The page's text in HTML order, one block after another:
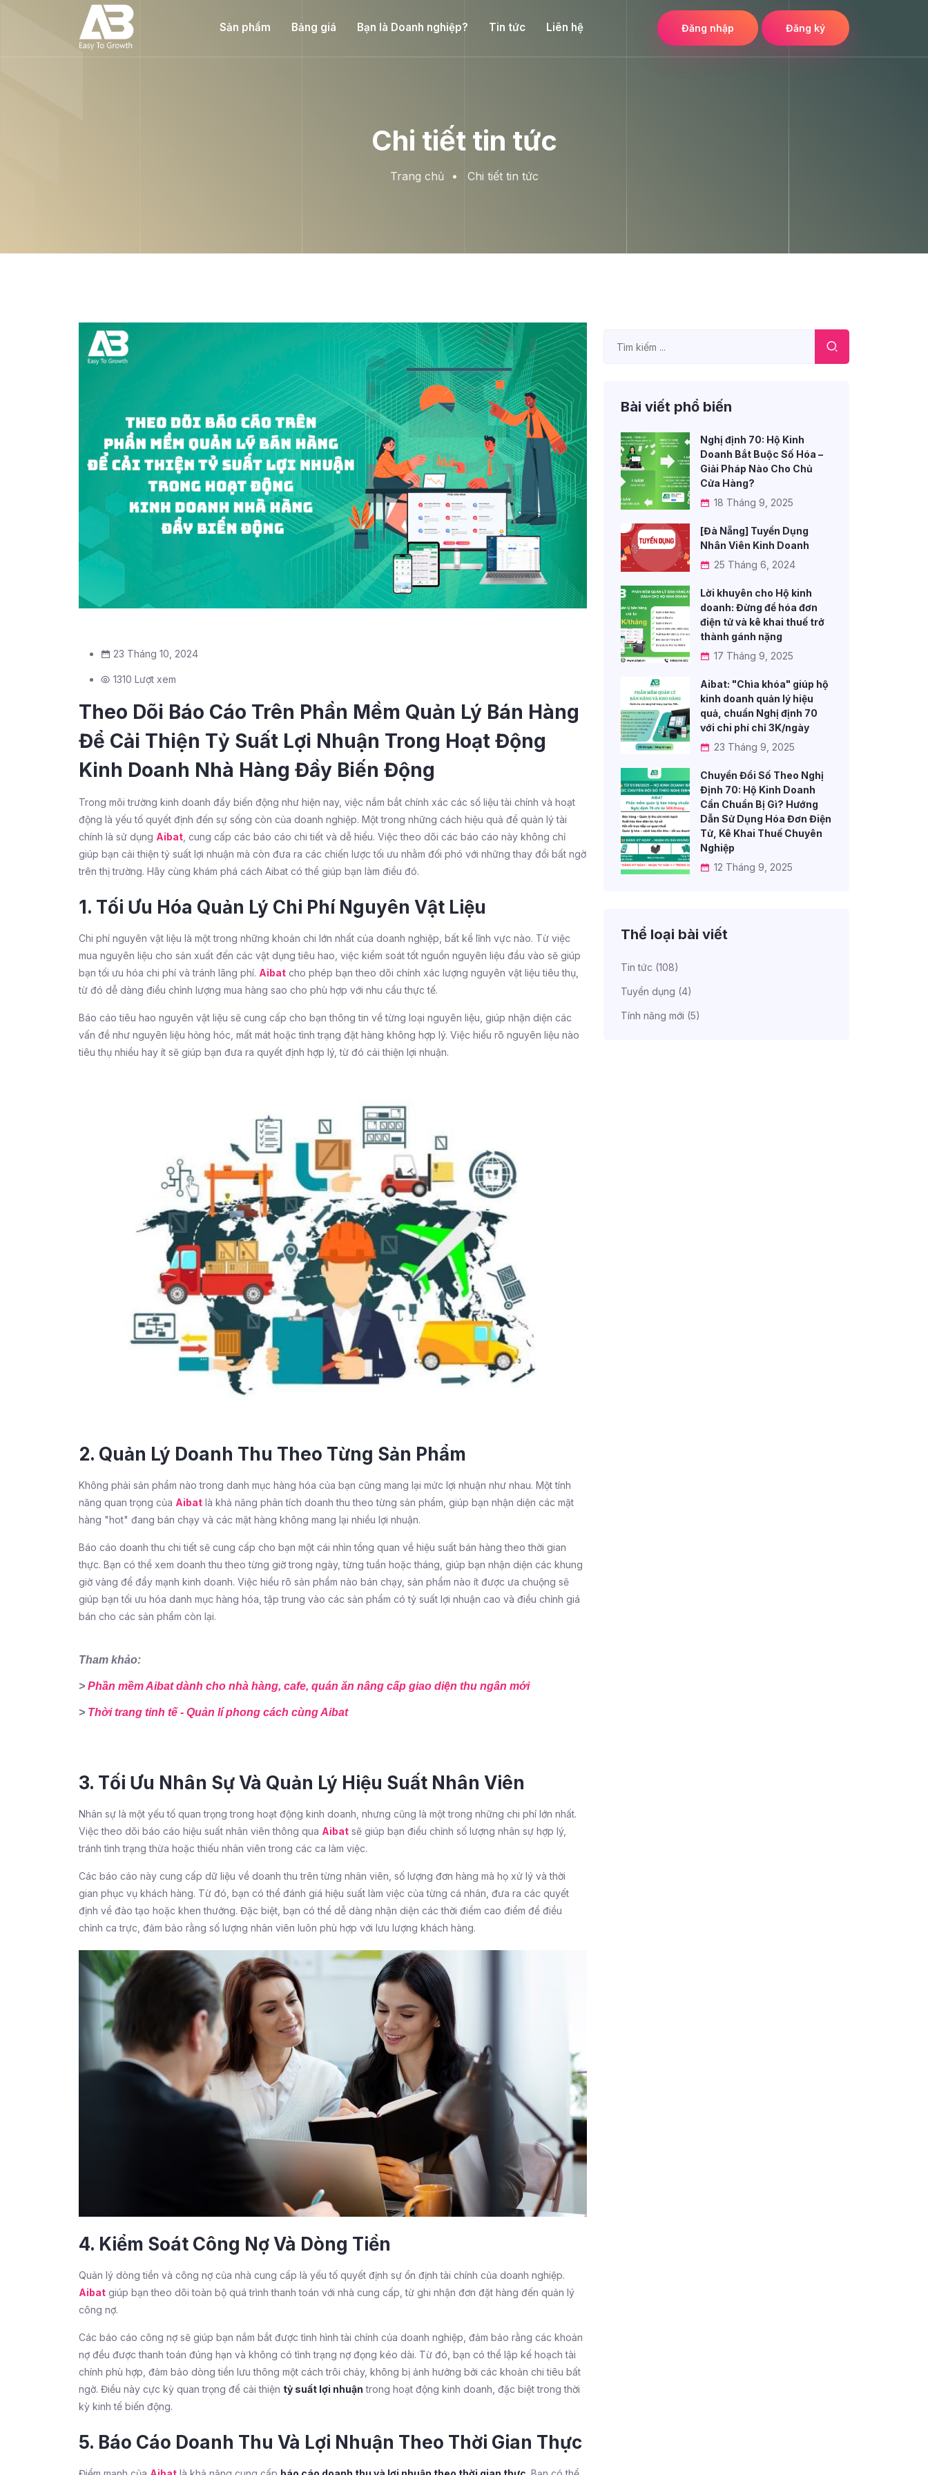
Sản phẩm Bảng giá Bạn là Doanh nghiệp? Tin tức Liên hệ Đăng nhập Đăng ký
Chi tiết tin tức
Trang chủ Chi tiết tin tức
23 Tháng 10, 2024
1310 Lượt xem
Theo Dõi Báo Cáo Trên Phần Mềm Quản Lý Bán Hàng
Để Cải Thiện Tỷ Suất Lợi Nhuận Trong Hoạt Động
Kinh Doanh Nhà Hàng Đầy Biến Động
Trong môi trường kinh doanh đầy biến động như hiện nay, việc nắm bắt chính xác các số liệu tài chính và hoạt
động là yếu tố quyết định đến sự sống còn của doanh nghiệp. Một trong những cách hiệu quả để quản lý tài
chính là sử dụng Aibat , cung cấp các báo cáo chi tiết và dễ hiểu. Việc theo dõi các báo cáo này không chỉ
giúp bạn cải thiện tỷ suất lợi nhuận mà còn đưa ra các chiến lược tối ưu nhằm đối phó với những thay đổi bất ngờ
trên thị trường. Hãy cùng khám phá cách Aibat có thể giúp bạn làm điều đó.
1. Tối Ưu Hóa Quản Lý Chi Phí Nguyên Vật Liệu
Chi phí nguyên vật liệu là một trong những khoản chi lớn nhất của doanh nghiệp, bất kể lĩnh vực nào. Từ việc
mua nguyên liệu cho sản xuất đến các vật dụng tiêu hao, việc kiểm soát tốt nguồn nguyên liệu đầu vào sẽ giúp
bạn tối ưu hóa chi phí và tránh lãng phí. Aibat cho phép bạn theo dõi chính xác lượng nguyên vật liệu tiêu thụ,
từ đó dễ dàng điều chỉnh lượng mua hàng sao cho phù hợp với nhu cầu thực tế.
Báo cáo tiêu hao nguyên vật liệu sẽ cung cấp cho bạn thông tin về từng loại nguyên liệu, giúp nhận diện các
vấn đề như nguyên liệu hỏng hóc, mất mát hoặc tình trạng đặt hàng không hợp lý. Việc hiểu rõ nguyên liệu nào
tiêu thụ nhiều hay ít sẽ giúp bạn đưa ra quyết định hợp lý, từ đó cải thiện lợi nhuận.
2. Quản Lý Doanh Thu Theo Từng Sản Phẩm
Không phải sản phẩm nào trong danh mục hàng hóa của bạn cũng mang lại mức lợi nhuận như nhau. Một tính
năng quan trọng của Aibat là khả năng phân tích doanh thu theo từng sản phẩm, giúp bạn nhận diện các mặt
hàng "hot" đang bán chạy và các mặt hàng không mang lại nhiều lợi nhuận.
Báo cáo doanh thu chi tiết sẽ cung cấp cho bạn một cái nhìn tổng quan về hiệu suất bán hàng theo thời gian
thực. Bạn có thể xem doanh thu theo từng giờ trong ngày, từng tuần hoặc tháng, giúp bạn nhận diện các khung
giờ vàng để đẩy mạnh kinh doanh. Việc hiểu rõ sản phẩm nào bán chạy, sản phẩm nào ít được ưa chuộng sẽ
giúp bạn tối ưu hóa danh mục hàng hóa, tập trung vào các sản phẩm có tỷ suất lợi nhuận cao và điều chỉnh giá
bán cho các sản phẩm còn lại.
Tham khảo:
> Phần mềm Aibat dành cho nhà hàng, cafe, quán ăn nâng cấp giao diện thu ngân mới
> Thời trang tinh tế - Quản lí phong cách cùng Aibat
3. Tối Ưu Nhân Sự Và Quản Lý Hiệu Suất Nhân Viên
Nhân sự là một yếu tố quan trọng trong hoạt động kinh doanh, nhưng cũng là một trong những chi phí lớn nhất.
Việc theo dõi báo cáo hiệu suất nhân viên thông qua Aibat sẽ giúp bạn điều chỉnh số lượng nhân sự hợp lý,
tránh tình trạng thừa hoặc thiếu nhân viên trong các ca làm việc.
Các báo cáo này cung cấp dữ liệu về doanh thu trên từng nhân viên, số lượng đơn hàng mà họ xử lý và thời
gian phục vụ khách hàng. Từ đó, bạn có thể đánh giá hiệu suất làm việc của từng cá nhân, đưa ra các quyết
định về đào tạo hoặc khen thưởng. Đặc biệt, bạn có thể dễ dàng nhận diện các thời điểm cao điểm để điều
chỉnh ca trực, đảm bảo rằng số lượng nhân viên luôn phù hợp với lưu lượng khách hàng.
4. Kiểm Soát Công Nợ Và Dòng Tiền
Quản lý dòng tiền và công nợ của nhà cung cấp là yếu tố quyết định sự ổn định tài chính của doanh nghiệp.
Aibat giúp bạn theo dõi toàn bộ quá trình thanh toán với nhà cung cấp, từ ghi nhận đơn đặt hàng đến quản lý
công nợ.
Các báo cáo công nợ sẽ giúp bạn nắm bắt được tình hình tài chính của doanh nghiệp, đảm bảo rằng các khoản
nợ đều được thanh toán đúng hạn và không có tình trạng nợ đọng kéo dài. Từ đó, bạn có thể lập kế hoạch tài
chính phù hợp, đảm bảo dòng tiền lưu thông một cách trôi chảy, không bị ảnh hưởng bởi các khoản chi tiêu bất
ngờ. Điều này cực kỳ quan trọng để cải thiện tỷ suất lợi nhuận trong hoạt động kinh doanh, đặc biệt trong thời
kỳ kinh tế biến động.
5. Báo Cáo Doanh Thu Và Lợi Nhuận Theo Thời Gian Thực
Bài viết phổ biến
Nghị định 70: Hộ Kinh
Doanh Bắt Buộc Số Hóa –
Giải Pháp Nào Cho Chủ
Cửa Hàng?
18 Tháng 9, 2025
[Đà Nẵng] Tuyển Dụng
Nhân Viên Kinh Doanh
25 Tháng 6, 2024
Lời khuyên cho Hộ kinh
doanh: Đừng để hóa đơn
điện tử và kê khai thuế trở
thành gánh nặng
17 Tháng 9, 2025
Aibat: "Chìa khóa" giúp hộ
kinh doanh quản lý hiệu
quả, chuẩn Nghị định 70
với chi phí chỉ 3K/ngày
23 Tháng 9, 2025
Chuyển Đổi Số Theo Nghị
Định 70: Hộ Kinh Doanh
Cần Chuẩn Bị Gì? Hướng
Dẫn Sử Dụng Hóa Đơn Điện
Tử, Kê Khai Thuế Chuyên
Nghiệp
12 Tháng 9, 2025
Thể loại bài viết
Tin tức (108)
Tuyển dụng (4)
Tính năng mới (5)